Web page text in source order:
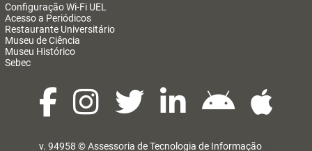
Configuração Wi-Fi UEL
Acesso a Periódicos
Restaurante Universitário
Museu de Ciência
Museu Histórico
Sebec
v. 94958 ©Assessoria de Tecnologia de Informação